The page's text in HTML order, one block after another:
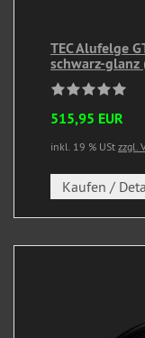
TEC Alufelge
schwarz-glanz
515,95 EUR
inkl. 19 % USt zzgl.
Kaufen /